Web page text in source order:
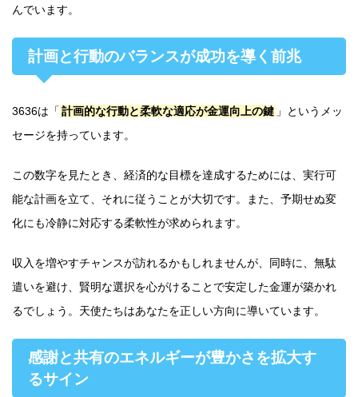
んでいます。
計画と行動のバランスが成功を導く前兆
3636は「 計画的な行動と柔軟な適応が金運向上の鍵 」というメッ
セージを持っています。
この数字を見たとき、経済的な目標を達成するためには、実行可
能な計画を立て、それに従うことが大切です。また、予期せぬ変
化にも冷静に対応する柔軟性が求められます。
収入を増やすチャンスが訪れるかもしれませんが、同時に、無駄
遣いを避け、賢明な選択を心がけることで安定した金運が築かれ
るでしょう。天使たちはあなたを正しい方向に導いています。
感謝と共有のエネルギーが豊かさを拡大す
るサイン